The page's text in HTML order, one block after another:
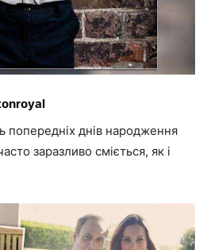
попередніх днів народження
заразливо сміється, як і